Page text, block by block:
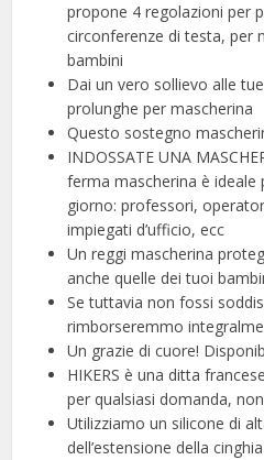
propone 4 regolazioni per
circonferenze di testa, per
bambini
Dai un vero sollievo alle
prolunghe per mascherina
Questo sostegno
INDOSSATE UNA
ferma mascherina è
giorno: professori,
impiegati d’ufficio, ecc
Un reggi mascherina
anche quelle dei tuoi
Se tuttavia non fossi
rimborseremmo
Un grazie di cuore!
HIKERS è una ditta
per qualsiasi domanda,
Utilizziamo un silicone di
dell’estensione della